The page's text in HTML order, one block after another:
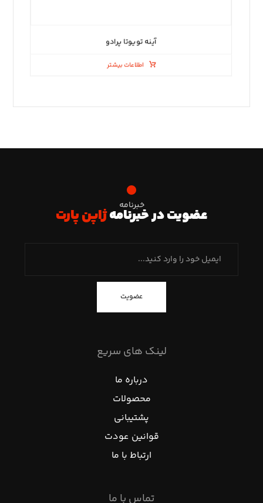
آینه تویوتا پرادو
اطلاعات بیشتر
خبرنامه
عضویت در خبرنامهژاپن پارت
عضویت
لینک های سریع
درباره ما
محصولات
پشتیبانی
قوانین عودت
ارتباط با ما
تماس با ما